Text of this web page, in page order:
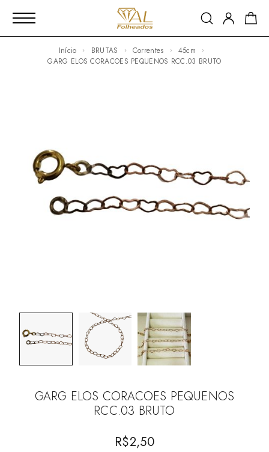
Início BRUTAS Correntes
45cm
GARG ELOS CORACOES PEQUENOS RCC.03 BRUTO
GARG ELOS CORACOES PEQUENOS
RCC.03 BRUTO
R$2,50